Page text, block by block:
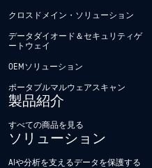
クロスドメイン・ソリューション
データダイオード＆セキュリティゲ
ートウェイ
OEMソリューション
ポータブルマルウェアスキャン
製品紹介
すべての商品を見る
ソリューション
AIや分析を支えるデータを保護する